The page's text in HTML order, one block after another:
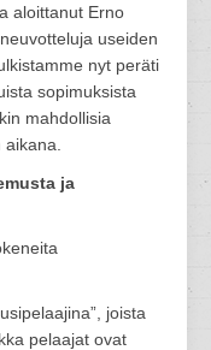
aloittanut Erno
useiden
nyt peräti
sopimuksista
mahdollisia
ja
joista
pelaajat ovat